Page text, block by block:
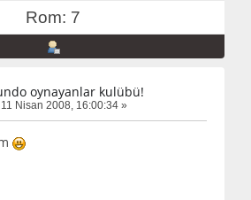
Rom: 7
oynayanlar kulübü!
11 Nisan 2008, 16:00:34 »